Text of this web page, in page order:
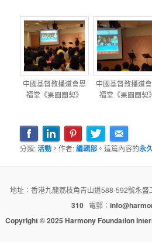
中國基督教播道會恩
福堂《果園團契》
中國基督教播道
福堂《果園團契》
分類:活動 ，作者:編輯部 。這篇內容的永
地址：香港九龍荔枝角青山道588-592號永
310 電郵：
Copyright © 2025 Harmony Foundation